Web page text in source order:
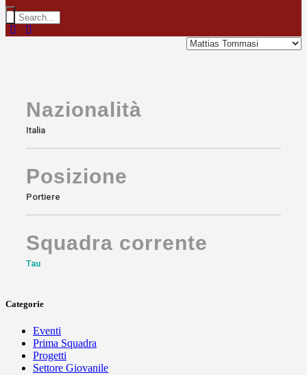
Nazionalità
Italia
Posizione
Portiere
Squadra corrente
Tau
Categorie
Eventi
Prima Squadra
Progetti
Settore Giovanile